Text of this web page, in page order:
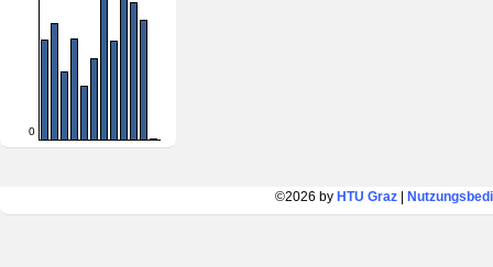
0
©2026 by HTU Graz|